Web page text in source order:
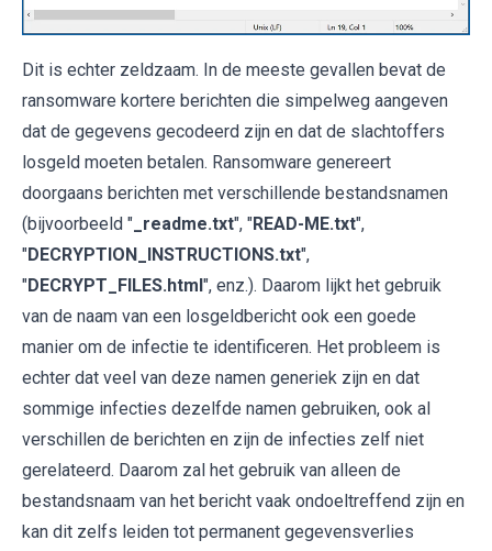
Dit is echter zeldzaam. In de meeste gevallen bevat de
ransomware kortere berichten die simpelweg aangeven
dat de gegevens gecodeerd zijn en dat de slachtoffers
losgeld moeten betalen. Ransomware genereert
doorgaans berichten met verschillende bestandsnamen
(bijvoorbeeld " _readme.txt", "READ-ME.txt",
"DECRYPTION_INSTRUCTIONS.txt",
"DECRYPT_FILES.html ", enz.). Daarom lijkt het gebruik
van de naam van een losgeldbericht ook een goede
manier om de infectie te identificeren. Het probleem is
echter dat veel van deze namen generiek zijn en dat
sommige infecties dezelfde namen gebruiken, ook al
verschillen de berichten en zijn de infecties zelf niet
gerelateerd. Daarom zal het gebruik van alleen de
bestandsnaam van het bericht vaak ondoeltreffend zijn en
kan dit zelfs leiden tot permanent gegevensverlies